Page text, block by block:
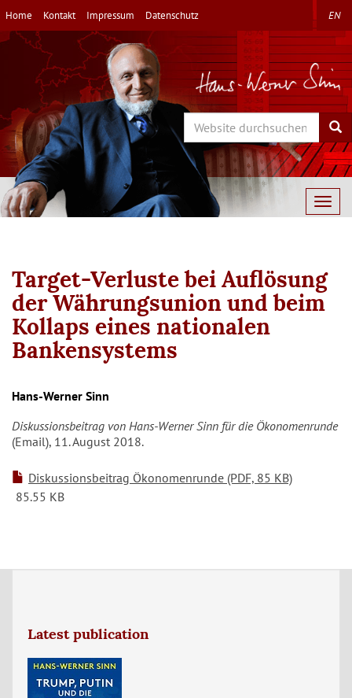
Direkt
zum
Inhalt
Home Kontakt Impressum Datenschutz EN
Search
Target-Verluste bei Auflösung
der Währungsunion und beim
Kollaps eines nationalen
Bankensystems
Hans-Werner Sinn
Diskussionsbeitrag von Hans-Werner Sinn für die Ökonomenrunde
(Email), 11. August 2018.
Diskussionsbeitrag Ökonomenrunde (PDF, 85 KB)
85.55 KB
Latest publication